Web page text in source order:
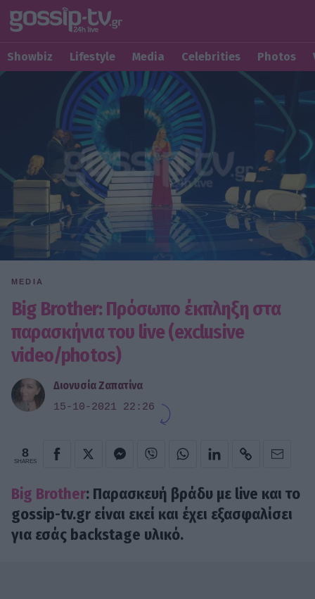
Showbiz Lifestyle Media Celebrities Photos
MEDIA
Big Brother: Πρόσωπο έκπληξη στα
παρασκήνια του live (exclusive
video/photos)
Διονυσία Ζαπατίνα
15-10-2021 22:26
8
SHARES
Big Brother: Παρασκευή βράδυ με live και το
gossip-tv.gr είναι εκεί και έχει εξασφαλίσει
για εσάς backstage υλικό.